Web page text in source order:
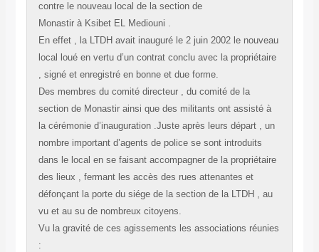
contre le nouveau local de la section de
Monastir à Ksibet EL Mediouni .
En effet , la LTDH avait inauguré le 2 juin 2002 le nouveau
local loué en vertu d’un contrat conclu avec la propriétaire
, signé et enregistré en bonne et due forme.
Des membres du comité directeur , du comité de la
section de Monastir ainsi que des militants ont assisté à
la cérémonie d’inauguration .Juste après leurs départ , un
nombre important d’agents de police se sont introduits
dans le local en se faisant accompagner de la propriétaire
des lieux , fermant les accès des rues attenantes et
défonçant la porte du siége de la section de la LTDH , au
vu et au su de nombreux citoyens.
Vu la gravité de ces agissements les associations réunies
: